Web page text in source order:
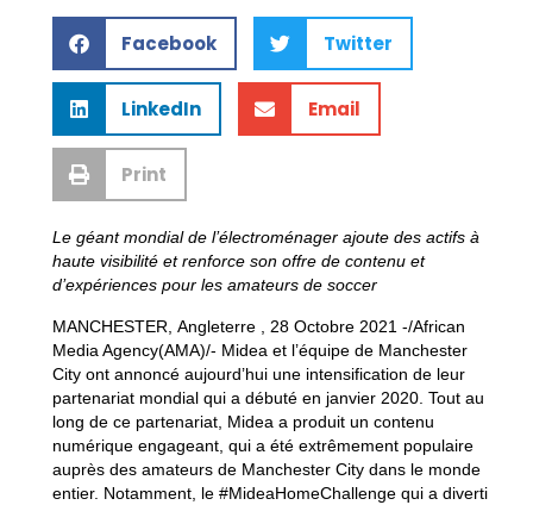
Facebook Twitter
LinkedIn Email
Print
Le géant mondial de l’électroménager ajoute des actifs à
haute visibilité et renforce son offre de contenu et
d’expériences pour les amateurs de soccer
MANCHESTER, Angleterre , 28 Octobre 2021 -/African
Media Agency(AMA)/- Midea et l’équipe de Manchester
City ont annoncé aujourd’hui une intensification de leur
partenariat mondial qui a débuté en janvier 2020. Tout au
long de ce partenariat, Midea a produit un contenu
numérique engageant, qui a été extrêmement populaire
auprès des amateurs de Manchester City dans le monde
entier. Notamment, le #MideaHomeChallenge qui a diverti